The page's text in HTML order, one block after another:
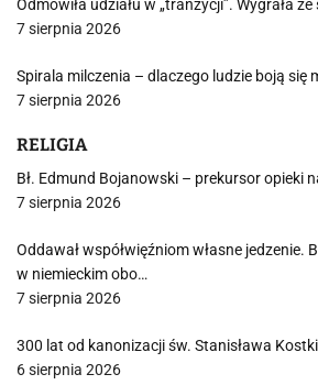
Odmówiła udziału w „tranzycji”. Wygrała
7 sierpnia 2026
Spirala milczenia – dlaczego ludzie boją się
7 sierpnia 2026
RELIGIA
Bł. Edmund Bojanowski – prekursor opieki
7 sierpnia 2026
Oddawał współwięźniom własne jedzenie.
w niemieckim obo…
7 sierpnia 2026
300 lat od kanonizacji św. Stanisława
6 sierpnia 2026